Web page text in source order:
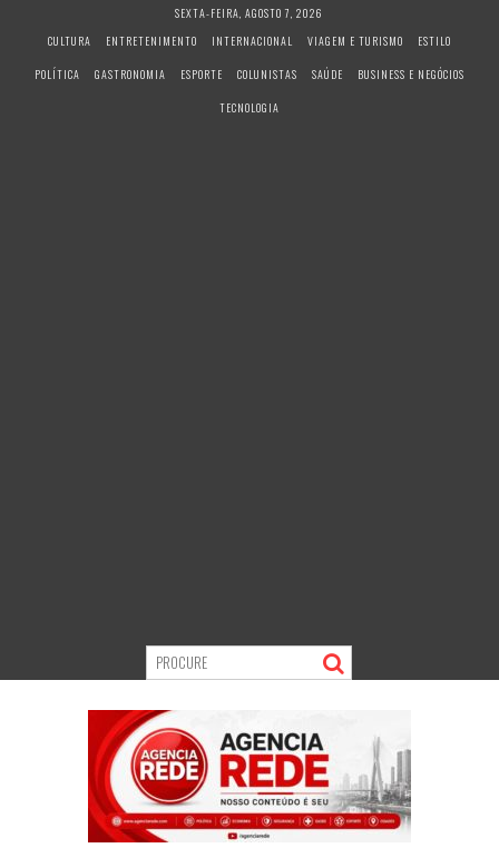
SEXTA-FEIRA, AGOSTO 7, 2026
CULTURA
ENTRETENIMENTO INTERNACIONAL VIAGEM E TURISMO
ESTILO
POLÍTICA
GASTRONOMIA ESPORTE COLUNISTAS SAÚDE
BUSINESS E NEGÓCIOS
TECNOLOGIA